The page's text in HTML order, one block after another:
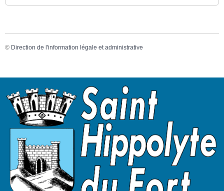
© Direction de l'information légale et administrative